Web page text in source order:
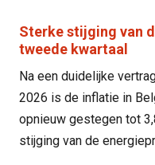
Sterke stijging van
tweede kwartaal
Na een duidelijke
2026 is de inflatie in
opnieuw gestegen tot
stijging van de